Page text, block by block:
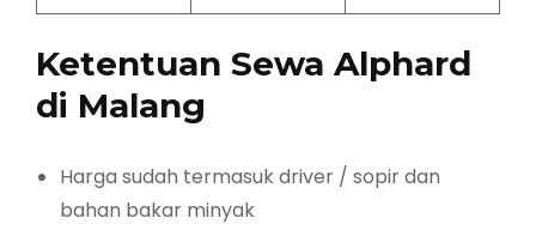
Ketentuan Sewa Alphard
di Malang
Harga sudah termasuk driver / sopir dan
bahan bakar minyak